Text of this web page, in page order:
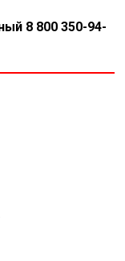
8 800 350-94-